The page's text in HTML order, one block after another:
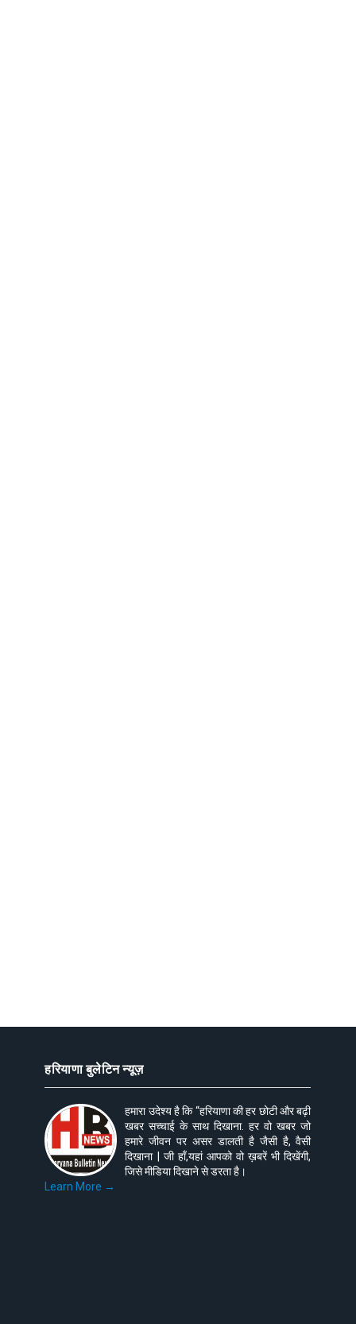
हरियाणा बुलेटिन न्यूज़
हमारा उदेश्य है कि “हरियाणा की हर छोटी और बढ़ी
खबर सच्चाई के साथ दिखाना. हर वो खबर जो
हमारे जीवन पर असर डालती है जैसी है, वैसी
दिखाना | जी हाँ,यहां आपको वो ख़बरें भी दिखेंगी,
जिसे मीडिया दिखाने से डरता है।
Learn More →